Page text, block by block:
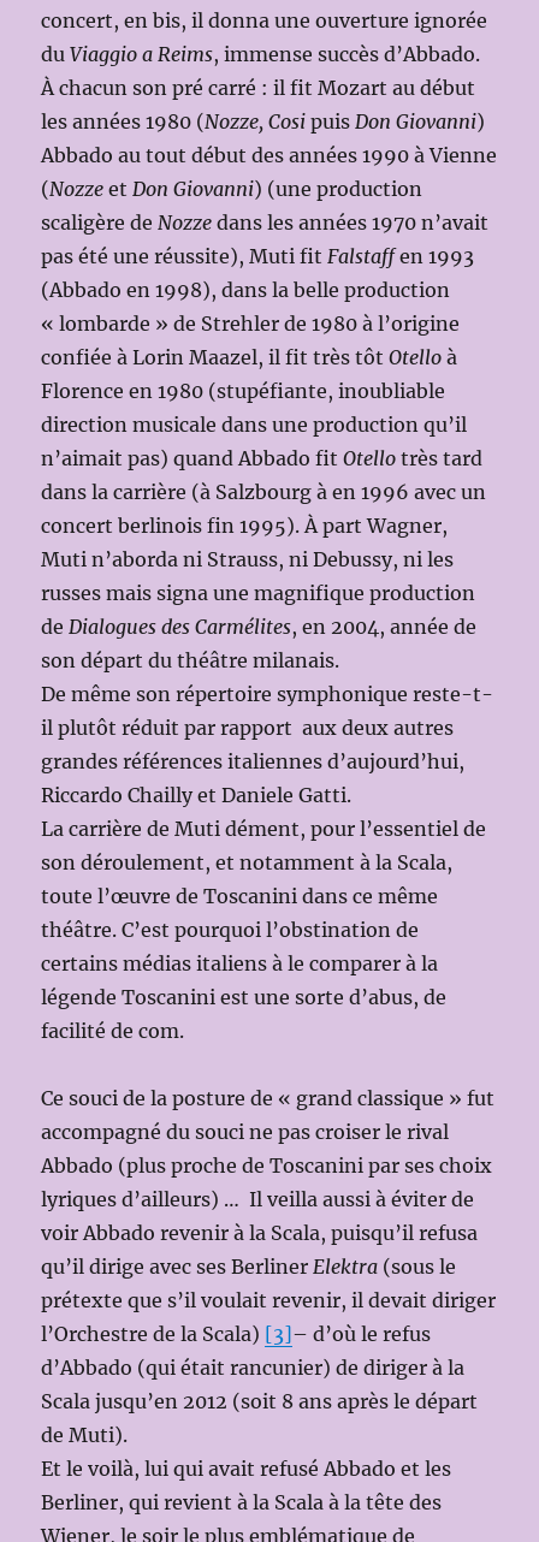
concert, en bis, il donna une ouverture ignorée
duViaggio a Reims, immense succès d’Abbado.
À chacun son pré carré : il fit Mozart au début
les années 1980 (Nozze, Cosi puis Don Giovanni)
Abbado au tout début des années 1990 à Vienne
(Nozze et Don Giovanni) (une production
scaligère de Nozzedans les années 1970 n’avait
pas été une réussite), Muti fit Falstaffen 1993
(Abbado en 1998), dans la belle production
« lombarde » de Strehler de 1980 à l’origine
confiée à Lorin Maazel, il fit très tôtOtello à
Florence en 1980 (stupéfiante, inoubliable
direction musicale dans une production qu’il
n’aimait pas) quand Abbado fitOtello très tard
dans la carrière (à Salzbourg à en 1996 avec un
concert berlinois fin 1995). À part Wagner,
Muti n’aborda ni Strauss, ni Debussy, ni les
russes mais signa une magnifique production
de Dialogues des Carmélites, en 2004, année de
son départ du théâtre milanais.
De même son répertoire symphonique reste-t-
il plutôt réduit par rapport aux deux autres
grandes références italiennes d’aujourd’hui,
Riccardo Chailly et Daniele Gatti.
La carrière de Muti dément, pour l’essentiel de
son déroulement, et notamment à la Scala,
toute l’œuvre de Toscanini dans ce même
théâtre. C’est pourquoi l’obstination de
certains médias italiens à le comparer à la
légende Toscanini est une sorte d’abus, de
facilité de com.
Ce souci de la posture de « grand classique » fut
accompagné du souci ne pas croiser le rival
Abbado (plus proche de Toscanini par ses choix
lyriques d’ailleurs) … Il veilla aussi à éviter de
voir Abbado revenir à la Scala, puisqu’il refusa
qu’il dirige avec ses Berliner Elektra (sous le
prétexte que s’il voulait revenir, il devait diriger
l’Orchestre de la Scala) [3]– d’où le refus
d’Abbado (qui était rancunier) de diriger à la
Scala jusqu’en 2012 (soit 8 ans après le départ
de Muti).
Et le voilà, lui qui avait refusé Abbado et les
Berliner, qui revient à la Scala à la tête des
Wiener, le soir le plus emblématique de